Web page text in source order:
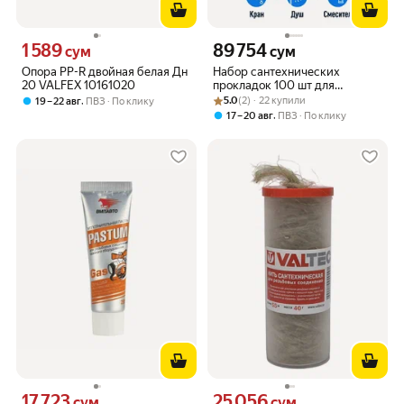
Опора PP-R двойная белая Дн
20 VALFEX 10161020
Цена 1589 сум вместо
1 589сум
19 – 22 авг, ПВЗ По клику
Набор сантехнических
прокладок 100 шт для
смесителя крана душевого
шланга сифона
Цена 89754 сум вместо
89 754сум
Рейтинг товара: 5.0 из 5
Оценок: (2) · 22 купили
5.0(2) · 22 купили
17 – 20 авг, ПВЗ По клику
Цена 17723 сум вместо Цена 25056 сум вместо